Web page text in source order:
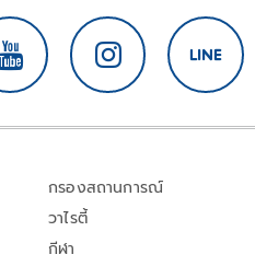
กรองสถานการณ์
วาไรตี้
กีฬา